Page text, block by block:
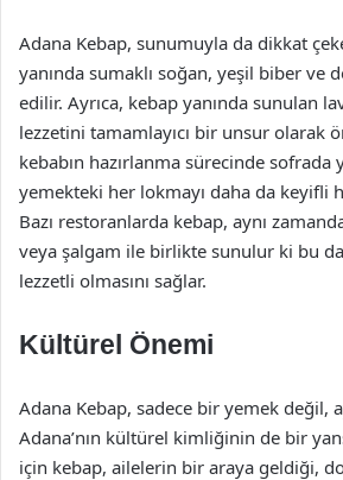
Adana Kebap, sunumuyla da dikkat
yanında sumaklı soğan, yeşil biber ve
edilir. Ayrıca, kebap yanında sunulan
lezzetini tamamlayıcı bir unsur olarak
kebabın hazırlanma sürecinde sofrada
yemekteki her lokmayı daha da keyifli
Bazı restoranlarda kebap, aynı
veya şalgam ile birlikte sunulur ki bu
lezzetli olmasını sağlar.
Kültürel Önemi
Adana Kebap, sadece bir yemek değil,
Adana’nın kültürel kimliğinin de bir
için kebap, ailelerin bir araya geldiği,